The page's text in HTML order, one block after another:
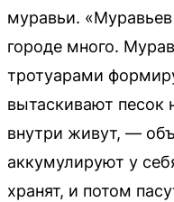
муравьи.
городе много.
тротуарами
вытаскивают песок
внутри живут, —
аккумулируют у
хранят, и потом